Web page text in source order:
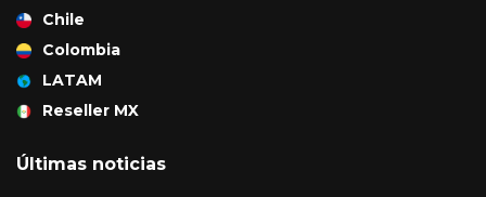
Chile
Colombia
LATAM
Reseller MX
Últimas noticias